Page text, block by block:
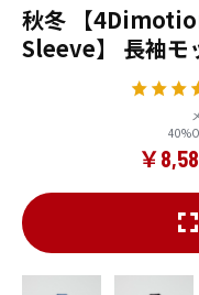
秋冬 【
Sleeve】 長袖モ
￥